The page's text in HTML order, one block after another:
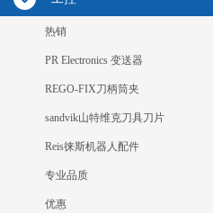
热销
PR Electronics 变送器
REGO-FIX刀柄筒夹
sandvik山特维克刀具刀片
Reis徕斯机器人配件
专业品质
优惠